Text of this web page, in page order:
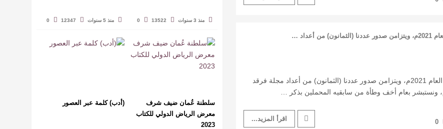
منذ 3 سنوات 13522
0 منذ 5 سنوات 12347
0
سلطنة عُمان ضيف شرف
معرض الرياض الدولي للكتاب
2023
(أدب) كلمة عبر العصور
افتتاحية العدد 80 ودعنا أمس العام 2021م، ويتزامن صدور عددنا (الثمانون) من أعداد مجلة فرقد
0 اقرأ المزيد...